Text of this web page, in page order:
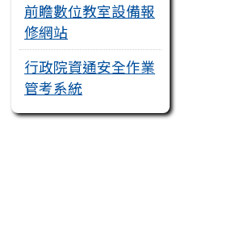
前瞻數位教室設備報
修網站
行政院資通安全作業
管考系統